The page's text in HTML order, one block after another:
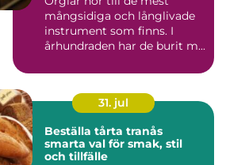
mångsidiga och långlivade
instrument som finns. I
århundraden har de burit m...
31. jul
Beställa tårta tranås
smarta val för smak, stil
och tillfälle